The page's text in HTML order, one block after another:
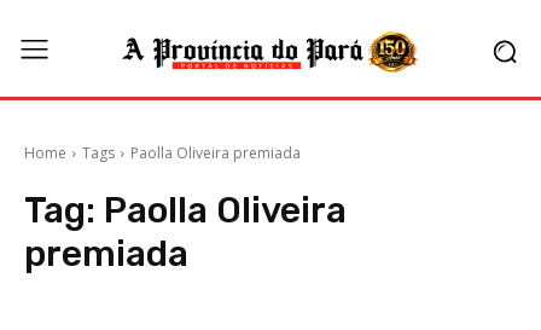
Home Tags Paolla Oliveira premiada
Tag: Paolla Oliveira
premiada